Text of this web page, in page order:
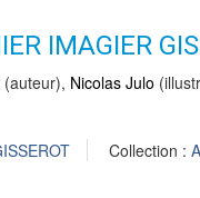
IMAGIER
(auteur), Nicolas Julo
Collection :